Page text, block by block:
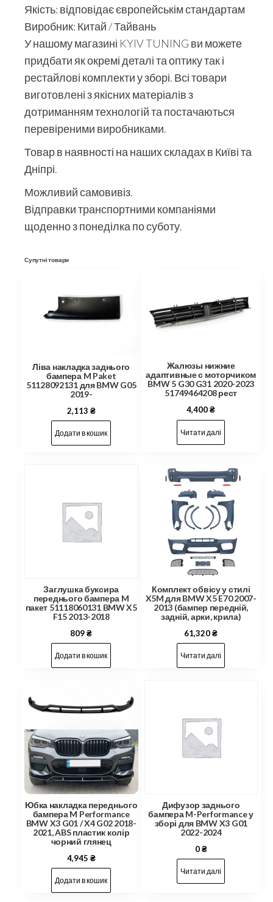
Якість: відповідає європейськім стандартам
Виробник: Китай / Тайвань
У нашому магазині KYIV TUNING ви можете
придбати як окремі деталі та оптику так і
рестайлові комплекти у зборі. Всі товари
виготовлені з якісних матеріалів з
дотриманням технологій та постачаються
перевіреними виробниками.
Товар в наявності на наших складах в Київі та
Дніпрі.
Можливий самовивіз.
Відправки транспортними компаніями
щоденно з понеділка по суботу.
Супутні товари
Ліва накладка заднього
бампера M Paket
51128092131 для BMW G05
2019-
2,113 ₴
Додати в кошик
Жалюзы нижние
адаптивные с моторчиком
BMW 5 G30 G31 2020-2023
51749464208 рест
4,400₴
Читати далі
Заглушка буксира
переднього бампера M
пакет 51118060131 BMW X5
F15 2013-2018
809₴
Додати в кошик
Комплект обвісу у стилі
X5M для BMW X5 E70 2007-
2013 (бампер передній,
задній, арки, крила)
61,320₴
Читати далі
Юбка накладка переднього
бампера M Performance
BMW X3 G01 / X4 G02 2018-
2021, ABS пластик колір
чорний глянец
4,945 ₴
Додати в кошик
Дифузор заднього
бампера M-Performance у
зборі для BMW X3 G01
2022-2024
0₴
Читати далі